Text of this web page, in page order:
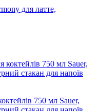
для латте,
750 мл Sauer,